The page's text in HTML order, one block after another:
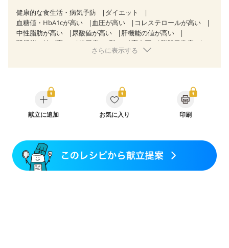
健康的な食生活・病気予防
ダイエット
血糖値・HbA1cが高い
血圧が高い
コレステロールが高い
中性脂肪が高い
尿酸値が高い
肝機能の値が高い
腎機能の値が高い
糖尿病（2型） 高血圧
脂質異常症
狭心症 心筋梗塞
CKD（ステージ２）
CKD（ステージ３a）
乳がん（抗がん剤治療中）
乳がん（ホルモン療法中）
乳がん（放射線治療中）
骨粗しょう症
フレイル（年齢に合わせた体作り）
低栄養予防
貧血対策
ニキビ・肌荒れ
さらに表示する
献立に追加 お気に入り 印刷